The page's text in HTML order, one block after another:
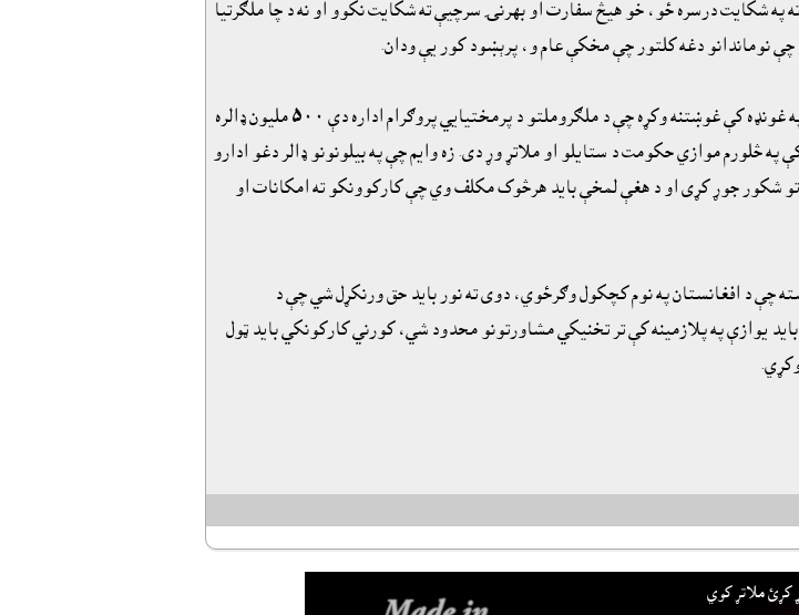
په شکايت درسره ځو، خو هيڅ سفارت او بهرنۍ سرچيې ته شکايت نکوو او نه د چا ملګرتيا
نوماندانو دغه کلتور چې مخکې عام و، پرېښود کور يې ودان.
د افغان او لوېدیځو چارواکو په وینا ريس جمهورغني په وروستیو کې له مرستندویویانو او چارواکو سره په غونډه کې غوښتنه وکړه چې د ملګروملتو د پرمختیايي پروګرام اداره دې ۵۰۰ ملیون ډالره
څلورم موازي حکومت د ستايلو او ملاتړ وړ دى. زه وايم چې په بيلونونو ډالر دغو ادارو
شکور جوړ کړى او د هغې لمخې بايد هرڅوک مکلف وي چې کارکوونکو ته امکانات او
چې د افغانستان په نوم کچکول وګرځوي، دوى ته نور بايد حق ورنکړل شي چې د
يوازې په پلازمينه کې تر تخنيکي مشاورتونو محدود شي، کورني کارکونکي بايد ټول
کړئ ملاتړ کوي